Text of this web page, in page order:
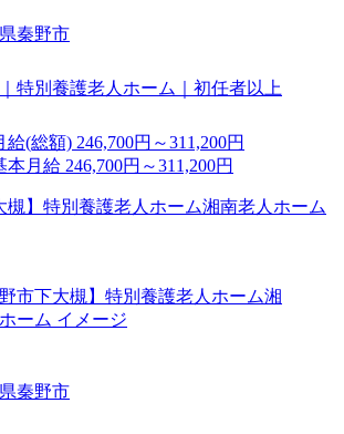
秦野市
特別養護老人ホーム｜初任者以上
給(総額) 246,700円～311,200円
本月給 246,700円～311,200円
槻】特別養護老人ホーム湘南老人ホーム
秦野市